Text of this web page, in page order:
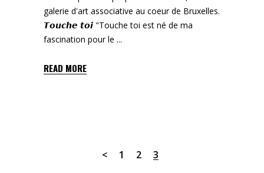
galerie d'art associative au coeur de Bruxelles.
𝙏𝙤𝙪𝙘𝙝𝙚 𝙩𝙤𝙞 "Touche toi est né de ma
fascination pour le
READ MORE
1 2 3